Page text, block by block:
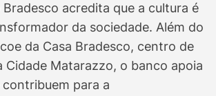
acredita que a cultura é
da sociedade. Além do
da Casa Bradesco, centro de
Cidade Matarazzo, o banco apoia
para a